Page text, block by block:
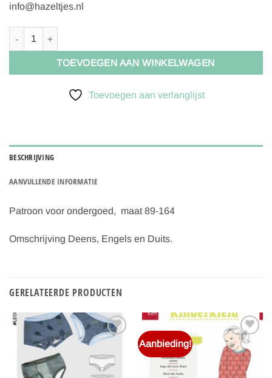
info@hazeltjes.nl
TOEVOEGEN AAN WINKELWAGEN
Toevoegen aan verlanglijst
BESCHRIJVING
AANVULLENDE INFORMATIE
Patroon voor ondergoed, maat 89-164
Omschrijving Deens, Engels en Duits.
GERELATEERDE PRODUCTEN
Toevoegen
verlanglijst
Aanbieding!
Toevoegen
aan
verlanglijst